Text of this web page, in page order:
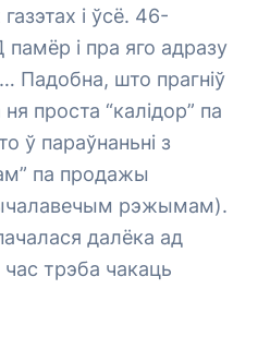
і ўсё. 46-
і пра яго адразу
Падобна, што прагніў
проста “калідор” па
ў параўнаньні з
па продажы
рэжымам).
далёка ад
трэба чакаць